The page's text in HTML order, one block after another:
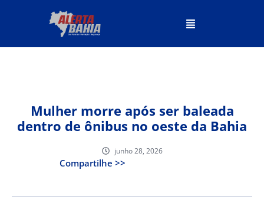
Mulher morre após ser baleada
dentro de ônibus no oeste da Bahia
junho 28, 2026
Compartilhe >>